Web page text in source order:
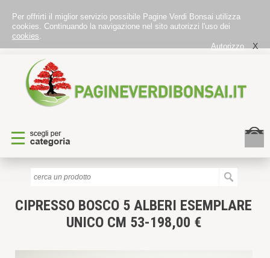
Per offrirti il miglior servizio possibile Pagine Verdi Bonsai utilizza
cookies. Continuando la navigazione nel sito autorizzi l'uso dei
cookies.
Autorizzo
X
CIPRESSO BOSCO 5 ALBERI ESEMPLARE
UNICO CM 53-198,00 €